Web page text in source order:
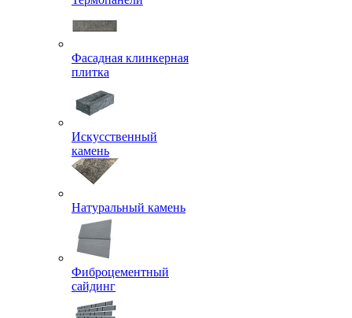
Фасадная клинкерная
плитка
Искусственный
камень
Натуральный камень
Фиброцементный
сайдинг